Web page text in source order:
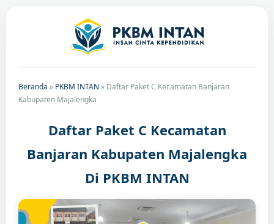
Beranda » PKBM INTAN » Daftar Paket C Kecamatan Banjaran
Kabupaten Majalengka
Daftar Paket C Kecamatan
Banjaran Kabupaten Majalengka
Di PKBM INTAN